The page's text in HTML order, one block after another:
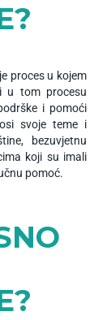
proces u kojem
u tom procesu
i pomoći
svoje teme i
bezuvjetnu
koji su imali
pomoć.